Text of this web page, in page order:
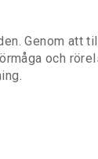
Genom att
och